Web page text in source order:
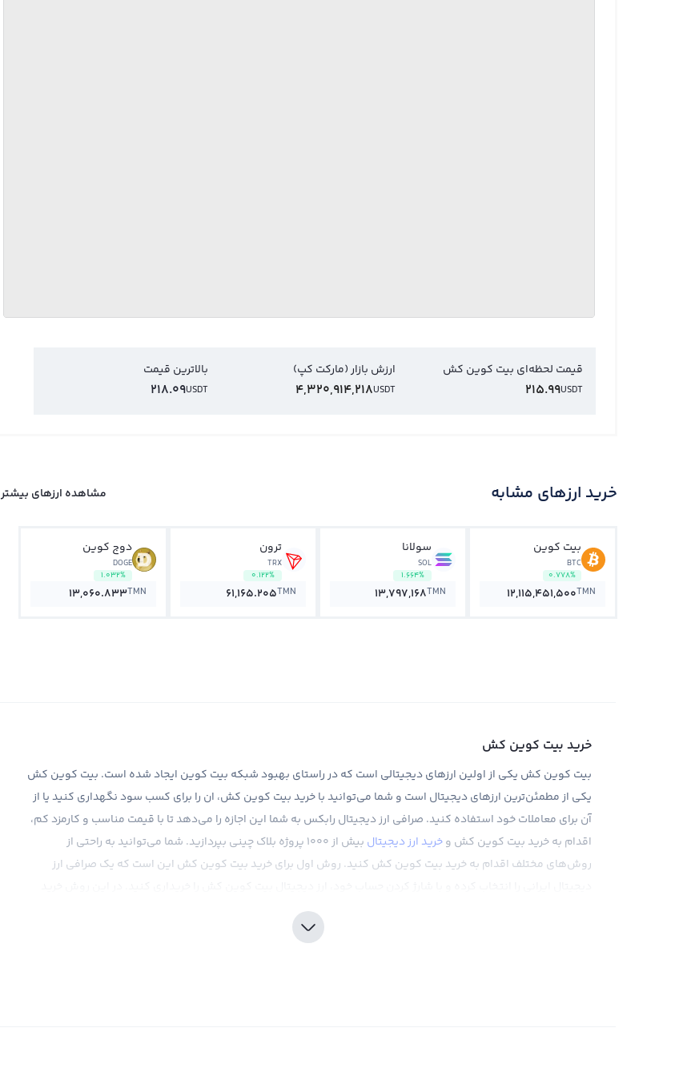
قیمت لحظه‌ای بیت کوین کش
USDT
215.99
ارزش بازار (مارکت کپ)
USDT
4,320,914,218
بالاترین قیمت
USDT
218.09
خرید ارزهای مشابه مشاهده ارزهای بیشتر
بیت کوین
BTC
0.778%
12,115,451,500TMN
سولانا
SOL
1.664%
13,797,168TMN
ترون
TRX
0.122%
61,165.205TMN
دوج کوین
DOGE
1.032%
13,060.833TMN
خرید بیت کوین کش
بیت کوین کش یکی از اولین ارزهای دیجیتالی است که در راستای بهبود شبکه بیت کوین ایجاد شده است. بیت کوین کش
یکی از مطمئن‌ترین ارزهای دیجیتال است و شما می‌توانید با خرید بیت کوین کش، ان را برای کسب سود نگهداری کنید یا از
آن برای معاملات خود استفاده کنید. صرافی ارز دیجیتال رابکس به شما این اجازه را می‌دهد تا با قیمت مناسب و کارمزد کم،
اقدام به خرید بیت کوین کش وخرید ارز دیجیتال
بیش از 1000 پروژه بلاک چینی بپردازید. شما می‌توانید به راحتی از
روش‌های مختلف اقدام به خرید بیت کوین کش کنید. روش اول برای خرید بیت کوین کش این است که یک صرافی ارز
بیت کوین کش، نرخ این ارز دیجیتال در بازار جهانی مشخص شده و در صرافی‌ها با همین قیمت، خرید و فروش می‌شود.
روش دیگری نیز برای خرید بیت کوین کش وجود دارد. اگر شما یک معامله‌گر حرفه‌ای هستید، می‌توانید در بازارهای معاملاتی